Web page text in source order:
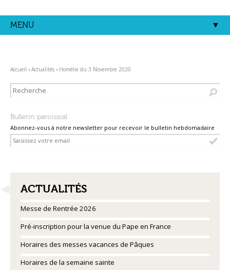
contenu.
|
MENU
Accueil › Actualités › Homélie du 3 Novembre 2020
Bulletin paroissial
Abonnez-vous à notre newsletter pour recevoir le bulletin hebdomadaire
NAVIGATION
ACTUALITÉS
Messe de Rentrée 2026
Pré-inscription pour la venue du Pape en France
Horaires des messes vacances de Pâques
Horaires de la semaine sainte